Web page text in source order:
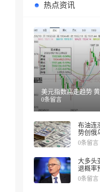
热点资讯
美元指数高走趋势
0条留言
布油连
势创俄
涨幅
0条留言
大多头
退概率
0条留言